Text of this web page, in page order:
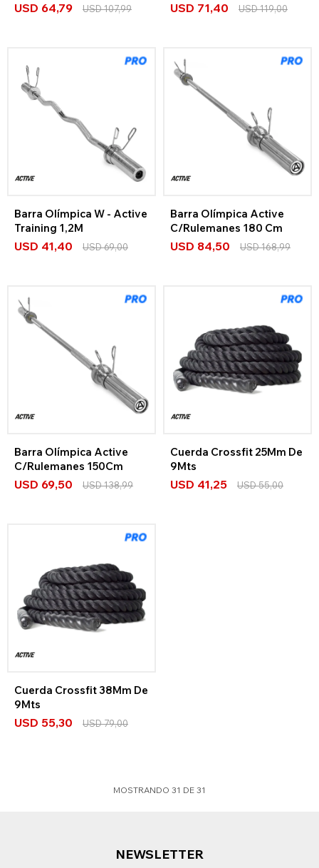
USD 64,79 USD107,99 USD 71,40 USD119,00
Barra Olímpica W - Active
Training 1,2M
USD 41,40 USD69,00
Barra Olímpica Active
C/Rulemanes 180 Cm
USD 84,50 USD168,99
Barra Olímpica Active
C/Rulemanes 150Cm
USD 69,50 USD138,99
Cuerda Crossfit 25Mm De
9Mts
USD 41,25 USD55,00
Cuerda Crossfit 38Mm De
9Mts
USD 55,30 USD79,00
MOSTRANDO 31 DE 31
NEWSLETTER